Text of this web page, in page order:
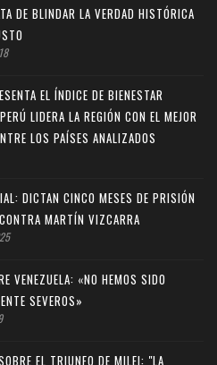
DE BLINDAR LA VERDAD HISTÓRICA
EL ÍNDICE DE BIENESTAR
LIDERA LA REGIÓN CON EL MEJOR
LOS PAÍSES ANALIZADOS
DICTAN CINCO MESES DE PRISIÓN
MARTÍN VIZCARRA
VENEZUELA: «NO HEMOS SIDO
SEVEROS»
EL TRIUNFO DE MILEI: "LA